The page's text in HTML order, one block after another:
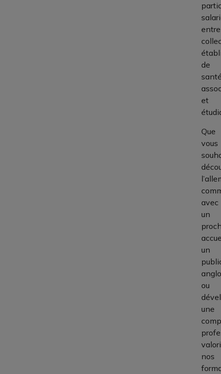
de
et
Que
vous
avec
un
un
ou
une
nos